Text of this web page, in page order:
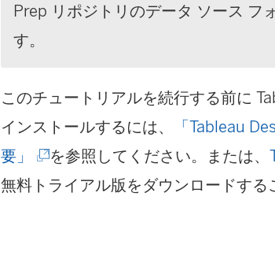
Prep リポジトリのデータ ソース フ
す。
このチュートリアルを続行する前に
インストールするには、
「Tableau
要」
(
新
を参照してください。または、
無料トライアル版をダウンロードする